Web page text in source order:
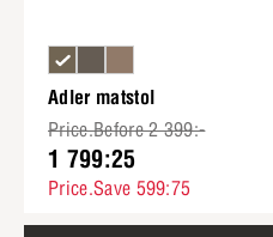
Adler matstol
Price.Before 2 399:-
1 799:25
Price.Save 599:75